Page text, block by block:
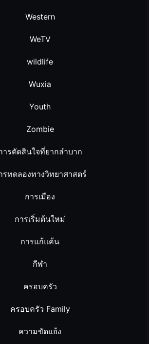
Western
WeTV
wildlife
Wuxia
Youth
Zombie
ารตัดสินใจที่ยากลำบาก
รทดลองทางวิทยาศาสตร์
การเมือง
การเริ่มต้นใหม่
การแก้แค้น
กีฬา
ครอบครัว
ครอบครัว Family
ความขัดแย้ง